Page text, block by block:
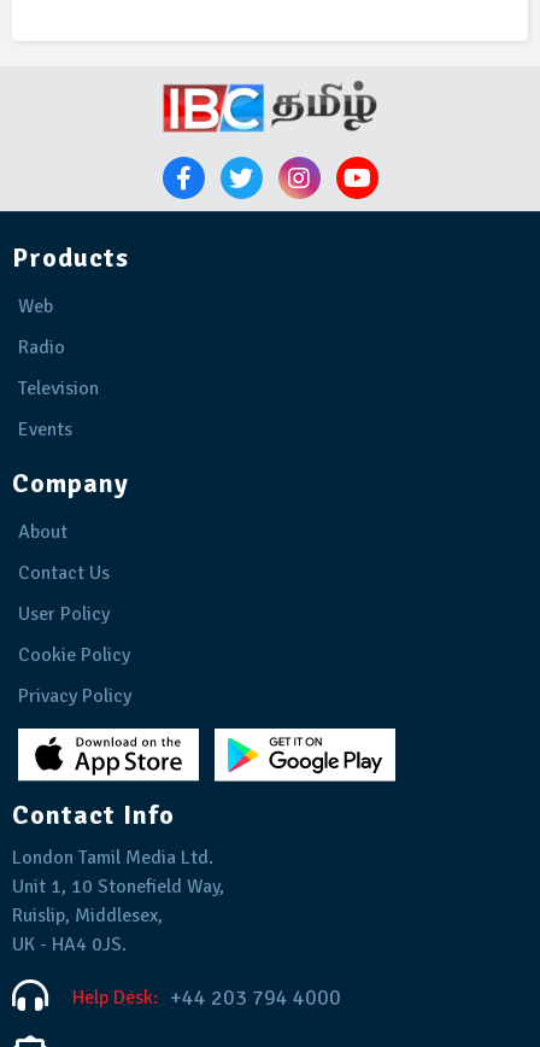
Products
Web
Radio
Television
Events
Company
About
Contact Us
User Policy
Cookie Policy
Privacy Policy
Contact Info
London Tamil Media Ltd.
Unit 1, 10 Stonefield Way,
Ruislip, Middlesex,
UK - HA4 0JS.
Help Desk: +44 203 794 4000